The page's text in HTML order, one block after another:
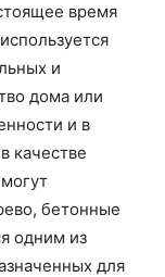
время
и
дома или
и в
качестве
бетонные
одним из
для